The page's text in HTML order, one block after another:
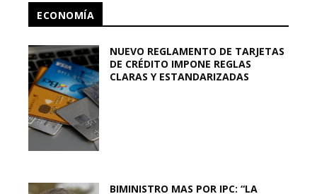
ECONOMÍA
NUEVO REGLAMENTO DE TARJETAS
DE CRÉDITO IMPONE REGLAS
CLARAS Y ESTANDARIZADAS
BIMINISTRO MAS POR IPC: “LA